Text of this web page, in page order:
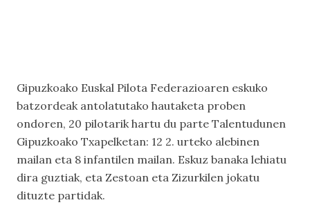
Gipuzkoako Euskal Pilota Federazioaren eskuko
batzordeak antolatutako hautaketa proben
ondoren, 20 pilotarik hartu du parte Talentudunen
Gipuzkoako Txapelketan: 12 2. urteko alebinen
mailan eta 8 infantilen mailan. Eskuz banaka lehiatu
dira guztiak, eta Zestoan eta Zizurkilen jokatu
dituzte partidak.